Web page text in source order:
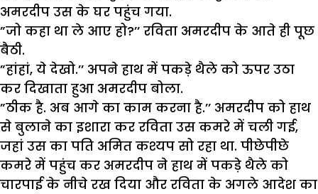
अमरदीप उस के घर पहुंच गया.
”जो कहा था ले आए हो?’’ रविता अमरदीप के आते ही पूछ
बैठी.
”हांहां, ये देखो.’’ अपने हाथ में पकड़े थैले को ऊपर उठा
कर दिखाता हुआ अमरदीप बोला.
”ठीक है. अब आगे का काम करना है.’’ अमरदीप को हाथ
से बुलाने का इशारा कर रविता उस कमरे में चली गई,
जहां उस का पति अमित कश्यप सो रहा था. पीछेपीछे
कमरे में पहुंच कर अमरदीप ने हाथ में पकड़े थैले को
चारपाई के नीचे रख दिया और रविता के अगले आदेश का